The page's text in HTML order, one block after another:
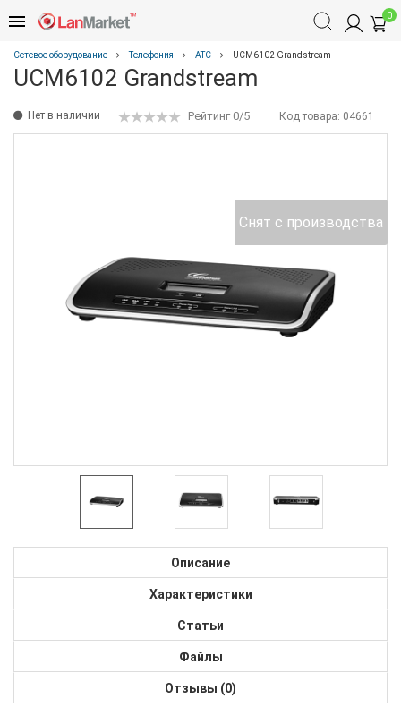
0
Сетевое оборудование Телефония АТС UCM6102 Grandstream
UCM6102 Grandstream
Нет в наличии Код товара: 04661
Рейтинг 0/5
Снят с производства
Описание
Характеристики
Статьи
Файлы
Отзывы (0)